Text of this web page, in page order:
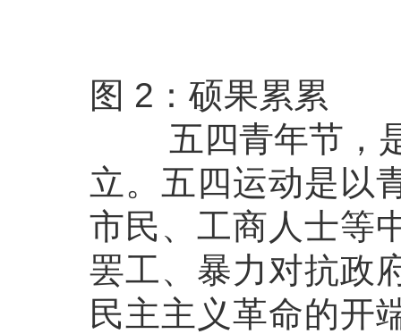
图 2：硕果累累
五四青年节，是
立。 五四运动是以
市民、工商人士等
罢工、暴力对抗政
民主主义革命的开